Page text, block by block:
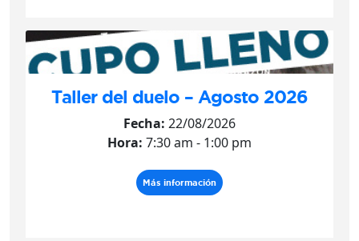
Taller del duelo – Agosto 2026
Fecha: 22/08/2026
Hora: 7:30 am - 1:00 pm
Más información